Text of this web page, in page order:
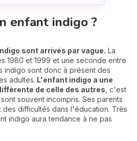
enfant indigo ?
sont arrivés par vague. La
1980 et 1999 et une seconde entre
indigo sont donc à présent des
adultes. L'enfant indigo a une
de celle des autres , c'est
souvent incompris. Ses parents
difficultés dans l'éducation. Très
indigo aura tendance à ne pas